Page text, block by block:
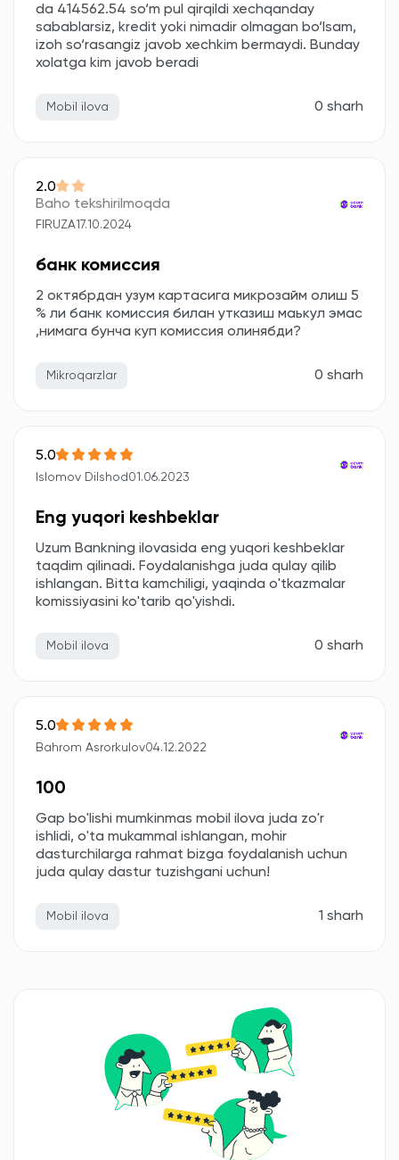
da 414562.54 so‘m pul qirqildi xechqanday
sabablarsiz, kredit yoki nimadir olmagan bo‘lsam,
izoh so‘rasangiz javob xechkim bermaydi. Bunday
xolatga kim javob beradi
Mobil ilova 0 sharh
2.0
Baho tekshirilmoqda
FIRUZA17.10.2024
банк комиссия
2 октябрдан узум картасига микрозайм олиш 5
% ли банк комиссия билан утказиш маькул эмас
,нимага бунча куп комиссия олинябди?
Mikroqarzlar 0 sharh
5.0
Islomov Dilshod 01.06.2023
Eng yuqori keshbeklar
Uzum Bankning ilovasida eng yuqori keshbeklar
taqdim qilinadi. Foydalanishga juda qulay qilib
ishlangan. Bitta kamchiligi, yaqinda o'tkazmalar
komissiyasini ko'tarib qo'yishdi.
Mobil ilova 0 sharh
5.0
Bahrom Asrorkulov04.12.2022
100
Gap bo'lishi mumkinmas mobil ilova juda zo'r
ishlidi, o'ta mukammal ishlangan, mohir
dasturchilarga rahmat bizga foydalanish uchun
juda qulay dastur tuzishgani uchun!
Mobil ilova 1 sharh